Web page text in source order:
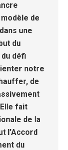
de
une
du
défi
notre
de
fait
de la
l’Accord
du